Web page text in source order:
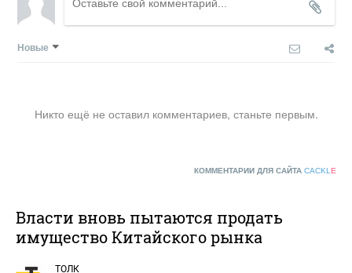
Новые
Никто ещё не оставил комментариев, станьте первым.
КОММЕНТАРИИ ДЛЯ САЙТА CACKL E
Власти вновь пытаются продать
имущество Китайского рынка
ТОЛК